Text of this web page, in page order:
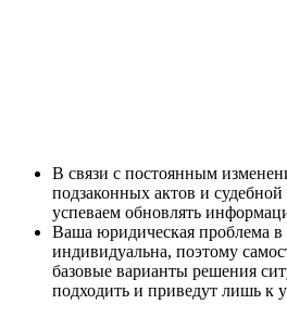
В связи с постоянным
подзаконных актов и
успеваем обновлять
Ваша юридическая проблема в
индивидуальна, поэтому
базовые варианты решения
подходить и приведут лишь к